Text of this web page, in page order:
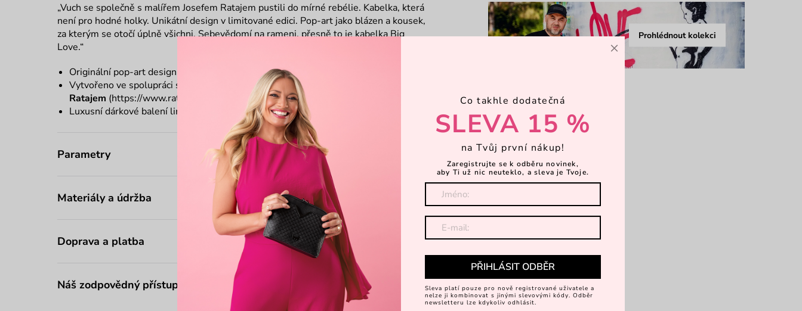
„Vuch se společně s malířem Josefem Ratajem pustili do mírné rebélie. Kabelka, která
není pro hodné holky. Unikátní design v limitované edici. Pop-art jako blázen a kousek,
za kterým se otočí úplně všichni. Sebevědomí na rameni, přesně to je kabelka Big
Love.“
Originální pop-art design - každá kabelka má pouze 100 kusů
Vytvořeno ve spolupráci s pop-artovým umělcem
Josefem
Ratajem (https://www.ratajart.com/
Luxusní dárkové balení limitované edice
Parametry
Materiály a údržba
Doprava a platba
Náš zodpovědný přístup
Prohlédnout kolekci
×
Co takhle dodatečná
SLEVA 15 %
na Tvůj první nákup!
Zaregistrujte se k odběru novinek,
aby Ti už nic neuteklo, a sleva je Tvoje.
PŘIHLÁSIT ODBĚR
Sleva platí pouze pro nově registrované uživatele a
nelze ji kombinovat s jinými slevovými kódy. Odběr
newsletteru lze kdykoliv odhlásit.